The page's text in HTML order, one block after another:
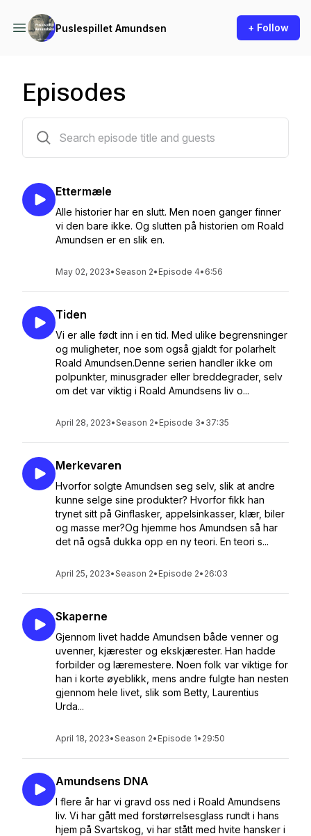
Puslespillet Amundsen + Follow
Episodes
Ettermæle
Alle historier har en slutt. Men noen ganger finner
vi den bare ikke. Og slutten på historien om Roald
Amundsen er en slik en.
May 02, 2023•Season 2• Episode 4• 6:56
Tiden
Vi er alle født inn i en tid. Med ulike begrensninger
og muligheter, noe som også gjaldt for polarhelt
Roald Amundsen.Denne serien handler ikke om
polpunkter, minusgrader eller breddegrader, selv
om det var viktig i Roald Amundsens liv o...
April 28, 2023•Season 2• Episode 3• 37:35
Merkevaren
Hvorfor solgte Amundsen seg selv, slik at andre
kunne selge sine produkter? Hvorfor fikk han
trynet sitt på Ginflasker, appelsinkasser, klær, biler
og masse mer?Og hjemme hos Amundsen så har
det nå også dukka opp en ny teori. En teori s...
April 25, 2023•Season 2• Episode 2• 26:03
Skaperne
Gjennom livet hadde Amundsen både venner og
uvenner, kjærester og ekskjærester. Han hadde
forbilder og læremestere. Noen folk var viktige for
han i korte øyeblikk, mens andre fulgte han nesten
gjennom hele livet, slik som Betty, Laurentius
Urda...
April 18, 2023•Season 2• Episode 1• 29:50
Amundsens DNA
I flere år har vi gravd oss ned i Roald Amundsens
liv. Vi har gått med forstørrelsesglass rundt i hans
hjem på Svartskog, vi har stått med hvite hansker i